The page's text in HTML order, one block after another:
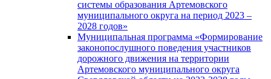
системы образования Артемовского
муниципального округа на период 2023 –
2028 годов»
Муниципальная программа «Формирование
законопослушного поведения участников
дорожного движения на территории
Артемовского муниципального округа